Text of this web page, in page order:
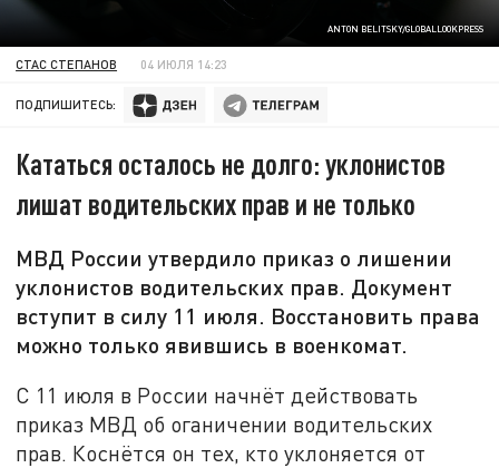
ANTON BELITSKY/GLOBALLOOKPRESS
СТАС СТЕПАНОВ 04 ИЮЛЯ 14:23
ПОДПИШИТЕСЬ:
Кататься осталось не долго: уклонистов
лишат водительских прав и не только
МВД России утвердило приказ о лишении
уклонистов водительских прав. Документ
вступит в силу 11 июля. Восстановить права
можно только явившись в военкомат.
С 11 июля в России начнёт действовать
приказ МВД об оганичении водительских
прав. Коснётся он тех, кто уклоняется от